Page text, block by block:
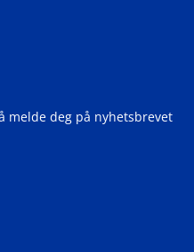
melde deg på nyhetsbrevet